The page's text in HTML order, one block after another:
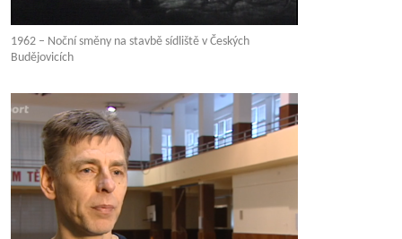
1962 – Noční směny na stavbě sídliště v Českých
Budějovicích